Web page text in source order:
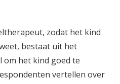
zodat het kind
bestaat uit het
om het kind goed te
vertellen over